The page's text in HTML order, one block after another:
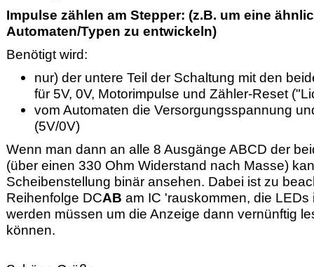
Impulse zählen am Stepper: (z.B. um eine
Automaten/Typen zu entwickeln)
Benötigt wird:
nur) der untere Teil der Schaltung mit den
für 5V, 0V, Motorimpulse und Zähler-Reset
vom Automaten die Versorgungsspannung
(5V/0V)
Wenn man dann an alle 8 Ausgänge ABCD der
(über einen 330 Ohm Widerstand nach Masse)
Scheibenstellung binär ansehen. Dabei ist zu
Reihenfolge DCAB am IC 'rauskommen, die
werden müssen um die Anzeige dann vernünftig
können.